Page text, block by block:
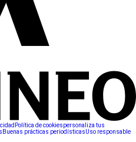
Política de cookiespersonaliza tus
Buenas prácticas periodísticasUso responsable